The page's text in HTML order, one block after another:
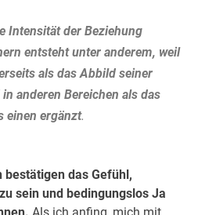
Intensität der Beziehung
entsteht unter anderem, weil
als das Abbild seiner
anderen Bereichen als das
einen ergänzt.
bestätigen das Gefühl,
sein und bedingungslos Ja